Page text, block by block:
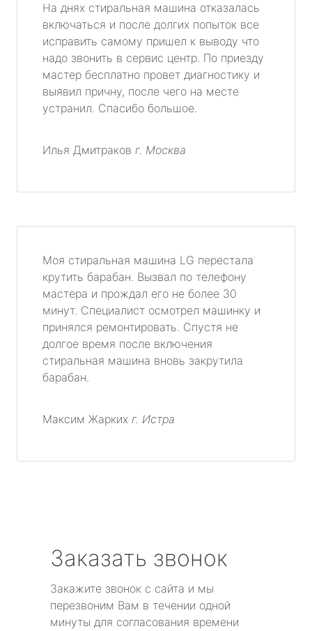
На днях стиральная машина отказалась
включаться и после долгих попыток все
исправить самому пришел к выводу что
надо звонить в сервис центр. По приезду
мастер бесплатно провет диагностику и
выявил причну, после чего на месте
устранил. Спасибо большое.
Илья Дмитраков г. Москва
Моя стиральная машина LG перестала
крутить барабан. Вызвал по телефону
мастера и прождал его не более 30
минут. Специалист осмотрел машинку и
принялся ремонтировать. Спустя не
долгое время после включения
стиральная машина вновь закрутила
барабан.
Максим Жарких г. Истра
Заказать звонок
Закажите звонок с сайта и мы
перезвоним Вам в течении одной
минуты для согласования времени